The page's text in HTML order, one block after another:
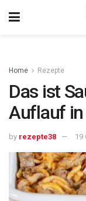
Home Rezepte
Das ist
Auflauf
by rezepte38 19